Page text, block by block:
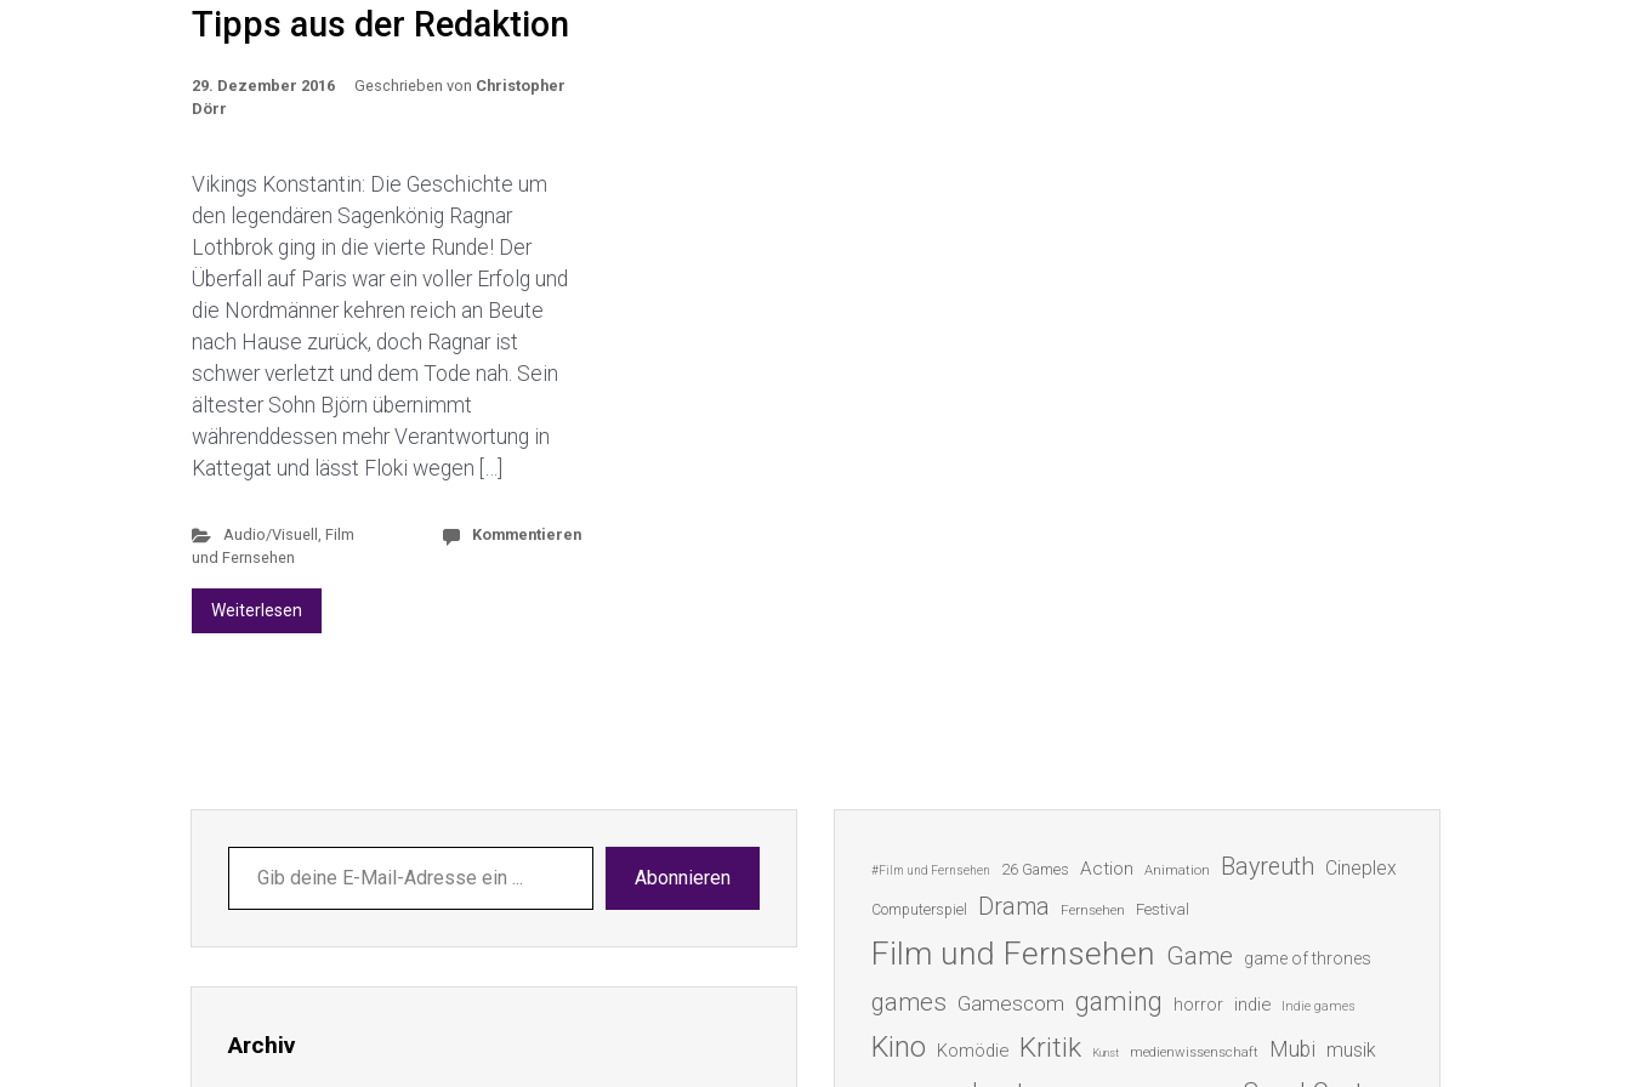
Tipps aus der Redaktion
29. Dezember 2016 Geschrieben von Christopher
Dörr
Vikings Konstantin: Die Geschichte um
den legendären Sagenkönig Ragnar
Lothbrok ging in die vierte Runde! Der
Überfall auf Paris war ein voller Erfolg und
die Nordmänner kehren reich an Beute
nach Hause zurück, doch Ragnar ist
schwer verletzt und dem Tode nah. Sein
ältester Sohn Björn übernimmt
währenddessen mehr Verantwortung in
Kattegat und lässt Floki wegen […]
Audio/Visuell , Film
und Fernsehen
Kommentieren
Weiterlesen
deine
E-
ein ...
Abonnieren
Archiv
#Film und Fernsehen 26 Games Action Animation Bayreuth Cineplex
Computerspiel Drama Fernsehen Festival
Film und Fernsehen Game game of thrones
games Gamescom gaming horror indie Indie games
Kino Komödie Kritik Kunst medienwissenschaft Mubi musik